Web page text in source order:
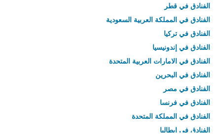
الفنادق في قطر
الفنادق في المملكة العربية السعودية
الفنادق في تركيا
الفنادق في إندونيسيا
الفنادق في الامارات العربية المتحدة
الفنادق في البحرين
الفنادق في مصر
الفنادق في فرنسا
الفنادق في المملكة المتحدة
الفنادق في إيطاليا